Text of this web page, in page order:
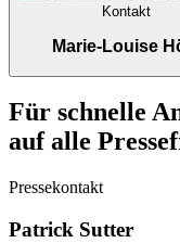
Kontakt
Marie-Louise
Für schnelle
auf alle
Pressekontakt
Patrick Sutter